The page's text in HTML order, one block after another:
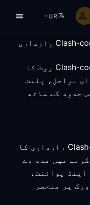
UR
Taipei (China) کے لیے Clash-compatible رازداری
Taipei (China) کے لیے Clash-compatible روٹ کا
مراحل، پلیٹ
حدود کے ساتھ
Taipei (China) میں Clash-compatible رازداری کا
میں مدد دے
پوائنٹ،
پر منحصر